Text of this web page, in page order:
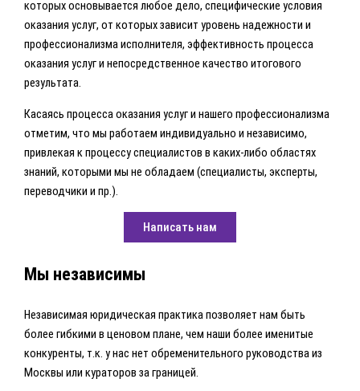
которых основывается любое дело, специфические условия
оказания услуг, от которых зависит уровень надежности и
профессионализма исполнителя, эффективность процесса
оказания услуг и непосредственное качество итогового
результата.
Касаясь процесса оказания услуг и нашего профессионализма
отметим, что мы работаем индивидуально и независимо,
привлекая к процессу специалистов в каких-либо областях
знаний, которыми мы не обладаем (специалисты, эксперты,
переводчики и пр.).
Написать нам
Мы независимы
Независимая юридическая практика позволяет нам быть
более гибкими в ценовом плане, чем наши более именитые
конкуренты, т.к. у нас нет обременительного руководства из
Москвы или кураторов за границей.